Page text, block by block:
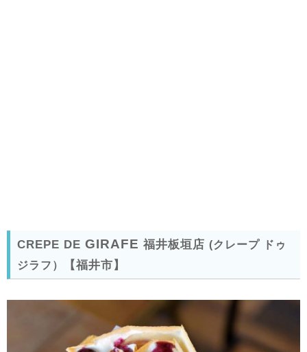
CREPE DE GIRAFE 福井板垣店 (クレープ ドゥ
ジラフ）
【福井市】